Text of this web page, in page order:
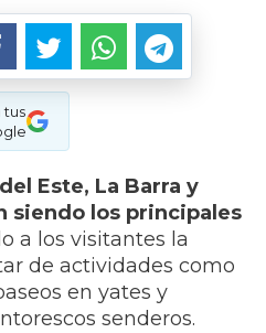
tus
Este, La Barra y
siendo los principales
a los visitantes la
de actividades como
en yates y
senderos.